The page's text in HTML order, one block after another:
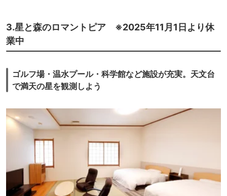
3.星と森のロマントピア ※2025年11月1日より休
業中
ゴルフ場・温水プール・科学館など施設が充実。天文台
で満天の星を観測しよう